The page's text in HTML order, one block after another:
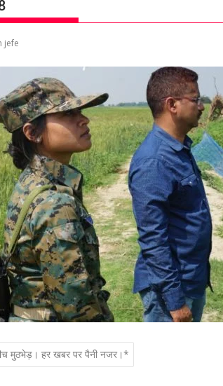
jefe
मुठभेड़। हर खबर पर पैनी नजर।*